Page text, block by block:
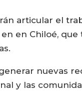
articular el
en Chiloé,
nuevas
y las